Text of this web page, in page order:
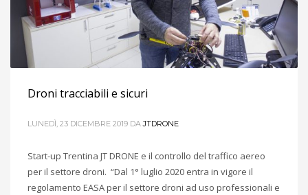
Droni tracciabili e sicuri
LUNEDÌ, 23 DICEMBRE 2019 DAJTDRONE
Start-up Trentina JT DRONE e il controllo del traffico aereo
per il settore droni. “Dal 1° luglio 2020 entra in vigore il
regolamento EASA per il settore droni ad uso professionali e